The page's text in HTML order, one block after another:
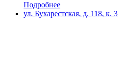
Подробнее
ул. Бухарестская, д. 118, к. 3